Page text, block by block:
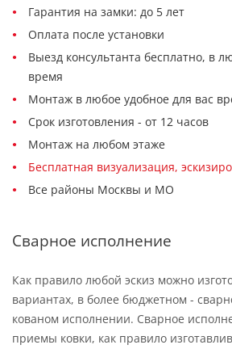
Гарантия на замки: до 5 лет
Оплата после установки
Выезд консультанта бесплатно, в
время
Монтаж в любое удобное для вас
Срок изготовления - от 12 часов
Монтаж на любом этаже
Бесплатная визуализация,
Все районы Москвы и МО
Сварное исполнение
Как правило любой эскиз можно
вариантах, в более бюджетном -
кованом исполнении. Сварное
приемы ковки, как правило